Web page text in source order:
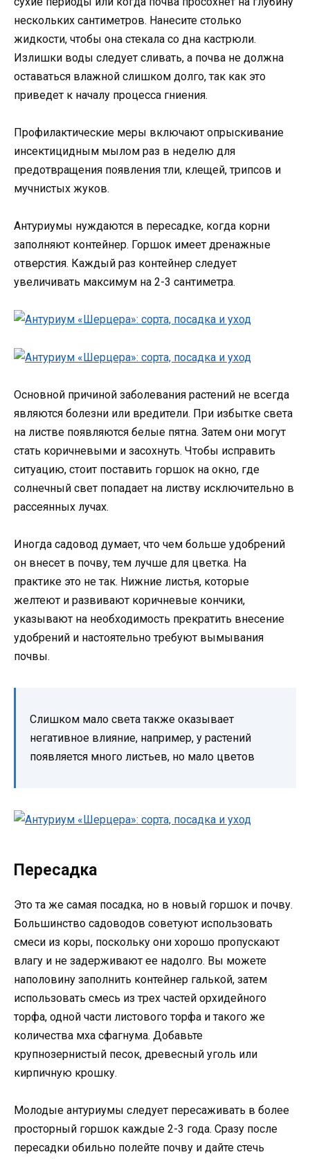
нескольких сантиметров. Нанесите столько
жидкости, чтобы она стекала со дна кастрюли.
Излишки воды следует сливать, а почва не должна
оставаться влажной слишком долго, так как это
приведет к началу процесса гниения.
Профилактические меры включают опрыскивание
инсектицидным мылом раз в неделю для
предотвращения появления тли, клещей, трипсов и
мучнистых жуков.
Антуриумы нуждаются в пересадке, когда корни
заполняют контейнер. Горшок имеет дренажные
отверстия. Каждый раз контейнер следует
увеличивать максимум на 2-3 сантиметра.
Основной причиной заболевания растений не всегда
являются болезни или вредители. При избытке света
на листве появляются белые пятна. Затем они могут
стать коричневыми и засохнуть. Чтобы исправить
ситуацию, стоит поставить горшок на окно, где
солнечный свет попадает на листву исключительно в
рассеянных лучах.
Иногда садовод думает, что чем больше удобрений
он внесет в почву, тем лучше для цветка. На
практике это не так. Нижние листья, которые
желтеют и развивают коричневые кончики,
указывают на необходимость прекратить внесение
удобрений и настоятельно требуют вымывания
почвы.
Слишком мало света также оказывает
негативное влияние, например, у растений
появляется много листьев, но мало цветов
Пересадка
Это та же самая посадка, но в новый горшок и почву.
Большинство садоводов советуют использовать
смеси из коры, поскольку они хорошо пропускают
влагу и не задерживают ее надолго. Вы можете
наполовину заполнить контейнер галькой, затем
использовать смесь из трех частей орхидейного
торфа, одной части листового торфа и такого же
количества мха сфагнума. Добавьте
крупнозернистый песок, древесный уголь или
кирпичную крошку.
Молодые антуриумы следует пересаживать в более
просторный горшок каждые 2-3 года. Сразу после
пересадки обильно полейте почву и дайте стечь